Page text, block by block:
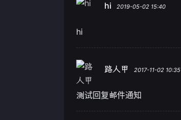
hi 2019-05-02 15:40
hi
路人甲 2017-11-02 10:35
测试回复邮件通知